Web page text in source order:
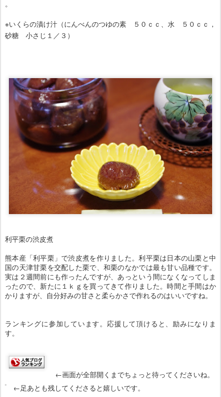
。
※いくらの漬け汁（にんべんのつゆの素 ５０ｃｃ、水 ５０ｃｃ，
砂糖 小さじ１／３）
利平栗の渋皮煮
熊本産「利平栗」で渋皮煮を作りました。利平栗は日本の山栗と中
国の天津甘栗を交配した栗で、和栗のなかでは最も甘い品種です。
実は２週間前にも作ったんですが、あっという間になくなってしま
ったので、新たに１ｋｇを買ってきて作りました。時間と手間はか
かりますが、自分好みの甘さと柔らかさで作れるのはいいですね。
ランキングに参加しています。応援して頂けると、励みになりま
す。
←画面が全部開くまでちょっと待ってくださいね。
←足あとも残してくださると嬉しいです。